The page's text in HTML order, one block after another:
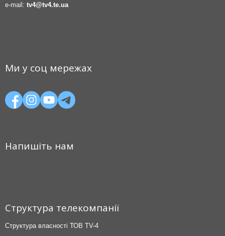
e-mail: tv4@tv4.te.ua
Ми у соц мережах
Напишіть нам
Структура телекомпанії
Структура власності ТОВ TV-4